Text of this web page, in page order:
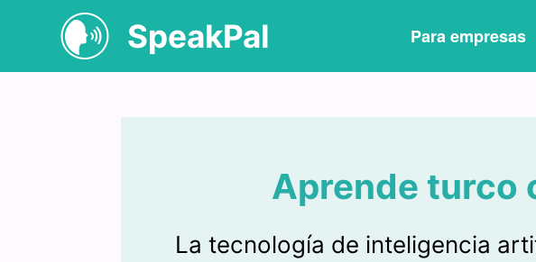
SpeakPal Para empresas
Aprende turco
La tecnología de inteligencia